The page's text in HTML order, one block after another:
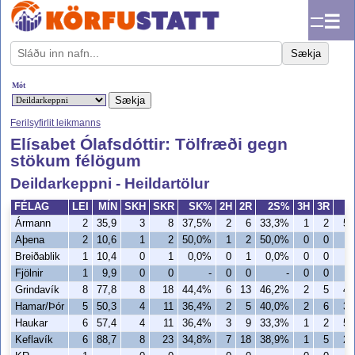
☰
Sækja
Mót
Ferilsyfirlit leikmanns
Elísabet Ólafsdóttir: Tölfræði gegn
stökum félögum
Deildarkeppni - Heildartölur
FÉLAG LEI MÍN SKH SKR SK% 2H 2R 2S% 3H 3R
Ármann
2 35,9 3 8 37,5% 2 6 33,3% 1 2
Aþena
2 10,6 1 2 50,0% 1 2 50,0% 0
0
Breiðablik
1 10,4 0 1 0,0% 0 1 0,0% 0
0
Fjölnir
1 9,9 0 0 - 0 0 - 0
0
Grindavík
8 77,8 8 18 44,4% 6 13 46,2% 2 5
Hamar/Þór
5 50,3 4 11 36,4% 2 5 40,0% 2 6
Haukar
6 57,4 4 11 36,4% 3 9 33,3% 1 2
Keflavík
6 88,7 8 23 34,8% 7 18 38,9% 1 5